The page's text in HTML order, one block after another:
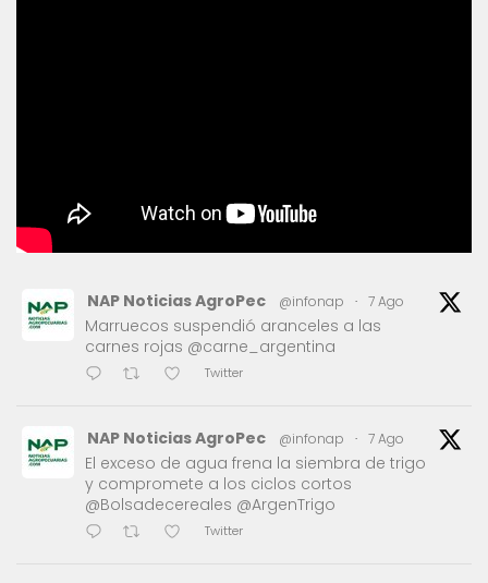
NAP Noticias AgroPec @infonap · 7 Ago
Marruecos suspendió aranceles a las
carnes rojas @carne_argentina
Twitter
NAP Noticias AgroPec @infonap · 7 Ago
El exceso de agua frena la siembra de trigo
y compromete a los ciclos cortos
@Bolsadecereales @ArgenTrigo
Twitter